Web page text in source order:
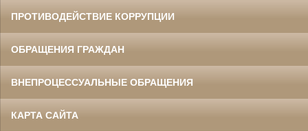
ПРОТИВОДЕЙСТВИЕ КОРРУПЦИИ
ОБРАЩЕНИЯ ГРАЖДАН
ВНЕПРОЦЕССУАЛЬНЫЕ ОБРАЩЕНИЯ
КАРТА САЙТА